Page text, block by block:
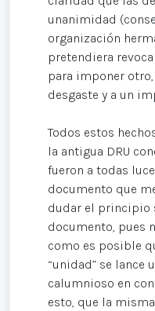
unanimidad
organización
pretendiera
para imponer
desgaste y a un
Todos estos
la antigua DRU
fueron a todas
documento que
dudar el principio
documento, pues
como es posible
“unidad” se lance
calumnioso en
esto, que la